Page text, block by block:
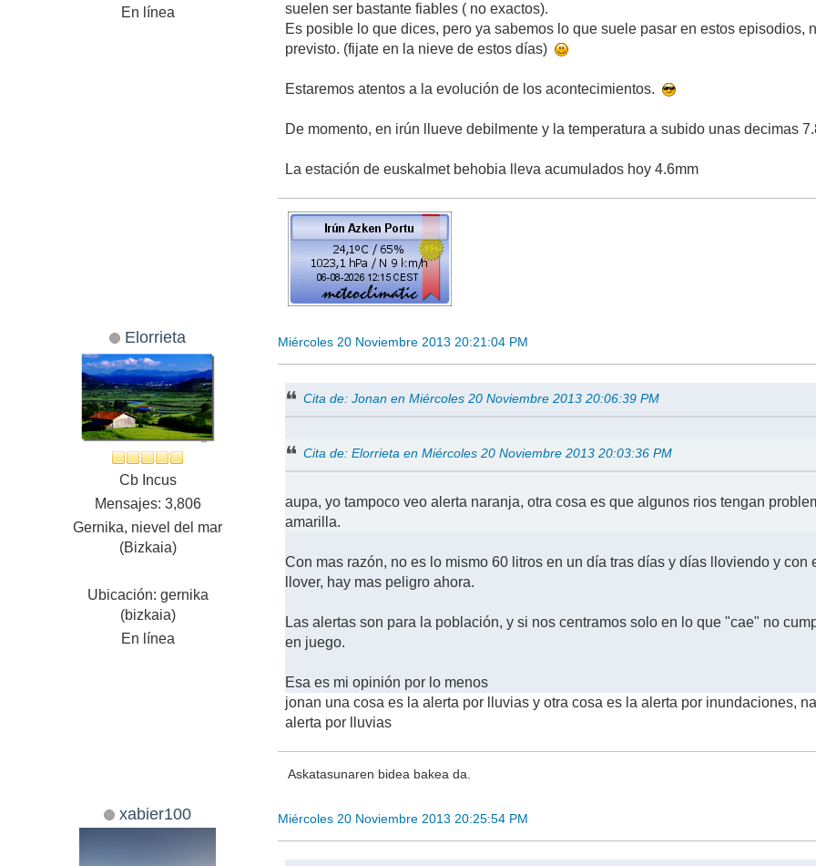
En línea
suelen ser bastante fiables ( no exactos).
Es posible lo que dices, pero ya sabemos lo que suele pasar en estos episodios,
previsto. (fijate en la nieve de estos días)
Estaremos atentos a la evolución de los acontecimientos.
De momento, en irún llueve debilmente y la temperatura a subido unas decimas
La estación de euskalmet behobia lleva acumulados hoy 4.6mm
Elorrieta
Cb Incus
Mensajes: 3,806
Gernika, nievel del mar
(Bizkaia)
Ubicación: gernika
(bizkaia)
En línea
Miércoles 20 Noviembre 2013 20:21:04 PM
Cita de: Jonan en Miércoles 20 Noviembre 2013 20:06:39 PM
Cita de: Elorrieta en Miércoles 20 Noviembre 2013 20:03:36 PM
aupa, yo tampoco veo alerta naranja, otra cosa es que algunos rios tengan
amarilla.
Con mas razón, no es lo mismo 60 litros en un día tras días y días lloviendo y
llover, hay mas peligro ahora.
Las alertas son para la población, y si nos centramos solo en lo que "cae" no
en juego.
Esa es mi opinión por lo menos
jonan una cosa es la alerta por lluvias y otra cosa es la alerta por inundaciones,
alerta por lluvias
Askatasunaren bidea bakea da.
xabier100 Miércoles 20 Noviembre 2013 20:25:54 PM